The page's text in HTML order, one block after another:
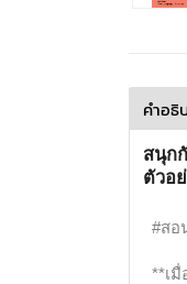
คำอธิ
สนุก
ตัวอ
#สอ
**เ